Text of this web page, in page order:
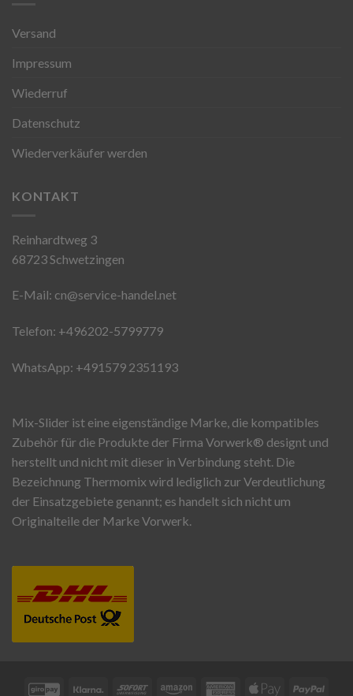
Versand
Impressum
Wiederruf
Datenschutz
Wiederverkäufer werden
KONTAKT
Reinhardtweg 3
68723 Schwetzingen
E-Mail: cn@service-handel.net
Telefon: +496202-5799779
WhatsApp: +491579 2351193
Mix-Slider ist eine eigenständige Marke, die kompatibles
Zubehör für die Produkte der Firma Vorwerk®️ designt und
herstellt und nicht mit dieser in Verbindung steht. Die
Bezeichnung Thermomix wird lediglich zur Verdeutlichung
der Einsatzgebiete genannt; es handelt sich nicht um
Originalteile der Marke Vorwerk.